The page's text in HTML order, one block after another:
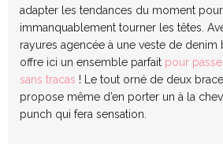
adapter les tendances du moment
immanquablement tourner les têtes.
rayures agencée à une veste de denim
offre ici un ensemble parfait pour
sans tracas ! Le tout orné de deux
propose même d’en porter un à la
punch qui fera sensation.